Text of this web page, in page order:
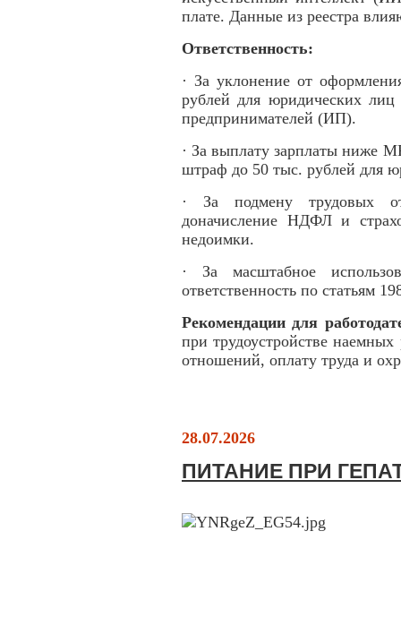
плате. Данные из реестра
Ответственность:
· За уклонение от
рублей для юридических
предпринимателей (ИП).
· За выплату зарплаты ниже
штраф до 50 тыс. рублей для
· За подмену трудовых
доначисление НДФЛ и
недоимки.
· За масштабное
ответственность по статьям
Рекомендации для
при трудоустройстве
отношений, оплату труда и
28.07.2026
ПИТАНИЕ ПРИ